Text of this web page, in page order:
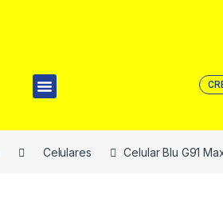
Celulares Celular Blu G91